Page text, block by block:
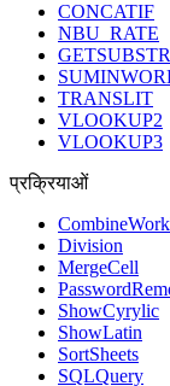
CONCATIF
NBU_RATE
GETSUBSTR
TRANSLIT
VLOOKUP2
VLOOKUP3
प्रक्रियाओं
Division
MergeCell
ShowCyrylic
ShowLatin
SortSheets
SQLQuery